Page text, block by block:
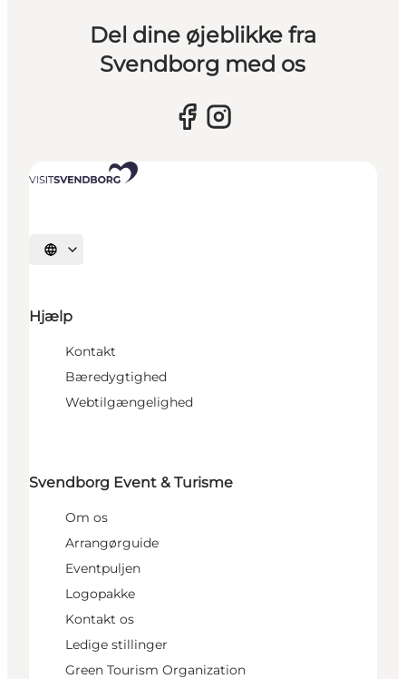
Del dine øjeblikke fra
Svendborg med os
Vælg sprog
Hjælp
Kontakt
Bæredygtighed
Webtilgængelighed
Svendborg Event & Turisme
Om os
Arrangørguide
Eventpuljen
Logopakke
Kontakt os
Ledige stillinger
Green Tourism Organization